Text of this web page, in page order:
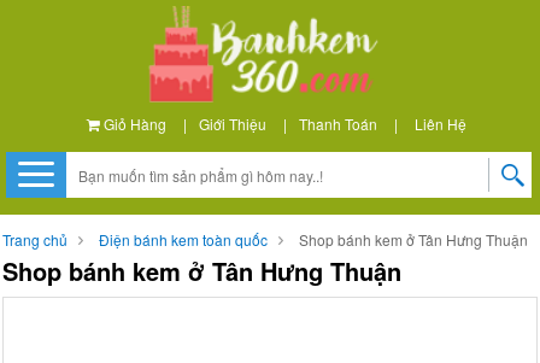
Giỏ Hàng | Giới Thiệu | Thanh Toán | Liên Hệ
Trang chủ Điện bánh kem toàn quốc Shop bánh kem ở Tân Hưng Thuận
Shop bánh kem ở Tân Hưng Thuận